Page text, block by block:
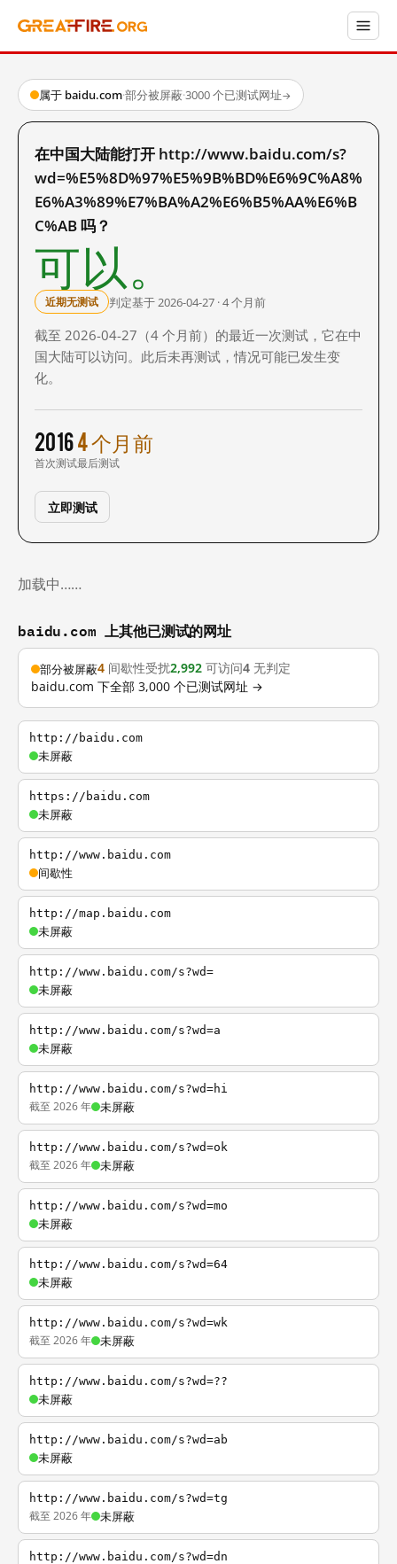
属于 baidu.com·部分被屏蔽·3000 个已测试网址→
在中国大陆能打开 http://www.baidu.com/s?
wd=%E5%8D%97%E5%9B%BD%E6%9C%A8%
E6%A3%89%E7%BA%A2%E6%B5%AA%E6%B
C%AB 吗？
可以。
近期无测试 判定基于 2026-04-27 · 4 个月前
截至 2026-04-27（4 个月前）的最近一次测试，它在中
国大陆可以访问。此后未再测试，情况可能已发生变
化。
2016
首次测试
4 个月前
最后测试
立即测试
加载中……
baidu.com 上其他已测试的网址
部分被屏蔽4 间歇性受扰2,992 可访问4 无判定
baidu.com 下全部 3,000 个已测试网址 →
http://baidu.com
未屏蔽
https://baidu.com
未屏蔽
http://www.baidu.com
间歇性
http://map.baidu.com
未屏蔽
http://www.baidu.com/s?wd=
未屏蔽
http://www.baidu.com/s?wd=a
未屏蔽
http://www.baidu.com/s?wd=hi
截至 2026 年 未屏蔽
http://www.baidu.com/s?wd=ok
截至 2026 年 未屏蔽
http://www.baidu.com/s?wd=mo
未屏蔽
http://www.baidu.com/s?wd=64
未屏蔽
http://www.baidu.com/s?wd=wk
截至 2026 年 未屏蔽
http://www.baidu.com/s?wd=??
未屏蔽
http://www.baidu.com/s?wd=ab
未屏蔽
http://www.baidu.com/s?wd=tg
截至 2026 年 未屏蔽
http://www.baidu.com/s?wd=dn